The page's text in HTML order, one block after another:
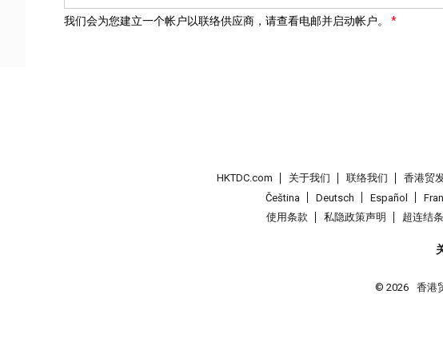
我们会为您建立一个帐户以联络供应商，请查看电邮并启动帐户。
HKTDC.com 关于我们 联络我们 香港贸
Čeština
Deutsch Español
使用条款
私隐政策声明 超连结
© 2026 香港